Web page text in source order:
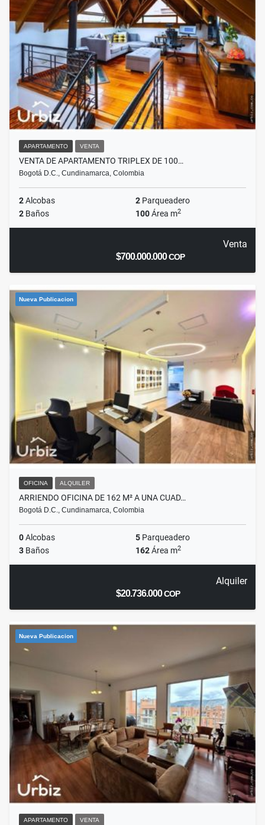
APARTAMENTO VENTA
VENTA DE APARTAMENTO TRIPLEX DE 100…
Bogotá D.C., Cundinamarca, Colombia
2Alcobas 2 Parqueadero
2 Baños 100Área m2
Venta
$700.000.000COP
Nueva Publicacion
OFICINA ALQUILER
ARRIENDO OFICINA DE 162 M² A UNA CUAD…
Bogotá D.C., Cundinamarca, Colombia
0Alcobas 5 Parqueadero
3 Baños 162Área m2
Alquiler
$20.736.000COP
Nueva Publicacion
APARTAMENTO VENTA